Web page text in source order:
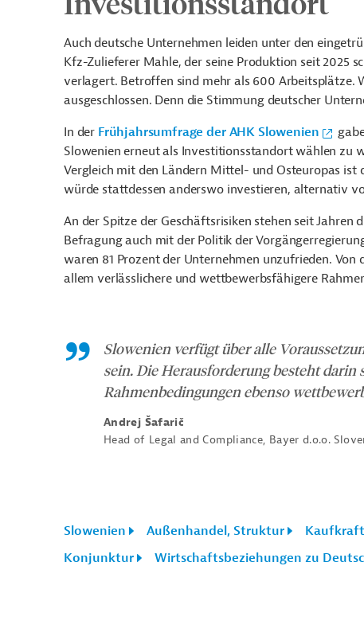
Auch deutsche Unternehmen leiden unter den
Kfz-Zulieferer Mahle, der seine Produktion seit 2025
verlagert. Betroffen sind mehr als 600 Arbeitsplätze.
ausgeschlossen. Denn die Stimmung deutscher
In der Frühjahrsumfrage der AHK Slowenien
Slowenien erneut als Investitionsstandort wählen zu
Vergleich mit den Ländern Mittel- und Osteuropas ist
würde stattdessen anderswo investieren, alternativ
An der Spitze der Geschäftsrisiken stehen seit Jahren
Befragung auch mit der Politik der
waren 81 Prozent der Unternehmen unzufrieden.
allem verlässlichere und wettbewerbsfähigere
Slowenien verfügt über alle
sein. Die Herausforderung besteht
Rahmenbedingungen ebenso
Andrej Šafarič
Head of Legal and Compliance, Bayer d.o.o.
Slowenien Außenhandel, Struktur
Konjunktur
Wirtschaftsbeziehungen zu